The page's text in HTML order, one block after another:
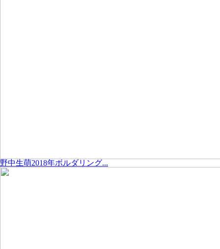
野中生萌2018年ボルダリング...